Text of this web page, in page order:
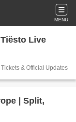
MENU
Live
& Official Updates
| Split,